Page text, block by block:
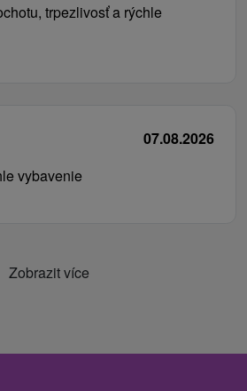
trpezlivosť a rýchle
07.08.2026
vybavenie
Zobrazit více